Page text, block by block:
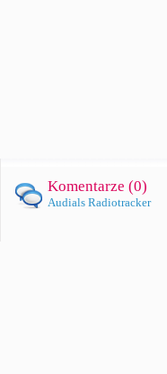
Komentarze (0)
Audials Radiotracker